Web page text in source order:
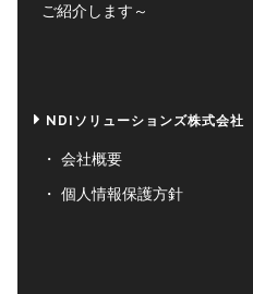
ご紹介します～
NDIソリューションズ株式会社
会社概要
個人情報保護方針